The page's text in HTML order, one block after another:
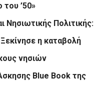
’50»
Νησιωτικής Πολιτικής:
η καταβολή
νησιών
Blue Book της